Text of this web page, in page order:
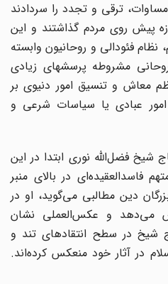
ترقی و تجدد را سردادند
پیش روی مردم گذاشتند و این
فئودالی و روحانیون وابسته
مشروطه پرسشهای زیادی
و تنسیق امور دنیوی بر
عبادی یا سیاسات شرعی و
شیخ فضل‌الله نوری ابتدا در این
در بالای منبر
دین مطالبی می‌گوید، او در
می‌دهد و عکس‌العملی نشان
حاج شیخ در سطح انتقادهای تند و
در آثار خود منعکس کرده‌اند.